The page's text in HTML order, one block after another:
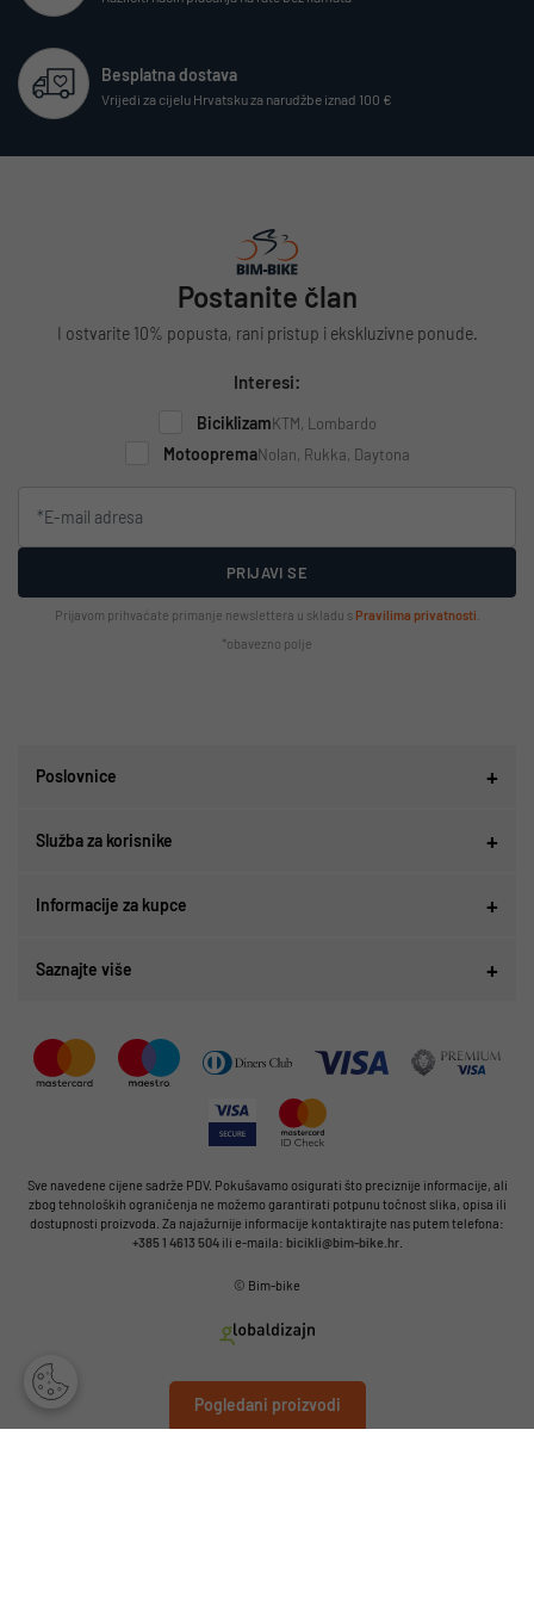
Pogledani proizvodi
Besplatna dostava
Vrijedi za cijelu Hrvatsku za narudžbe iznad 100 €
Postanite član
I ostvarite 10% popusta, rani pristup i ekskluzivne ponude.
Interesi:
BiciklizamKTM, Lombardo
MotoopremaNolan, Rukka, Daytona
PRIJAVI SE
Prijavom prihvaćate primanje newslettera u skladu s Pravilima privatnosti
*obavezno polje
Poslovnice
Služba za korisnike
Informacije za kupce
Saznajte više
Sve navedene cijene sadrže PDV. Pokušavamo osigurati što preciznije informacije, ali
zbog tehnoloških ograničenja ne možemo garantirati potpunu točnost slika, opisa ili
dostupnosti proizvoda. Za najažurnije informacije kontaktirajte nas putem telefona:
+385 1 4613 504ili e-maila: bicikli@bim-bike.hr.
© Bim-bike